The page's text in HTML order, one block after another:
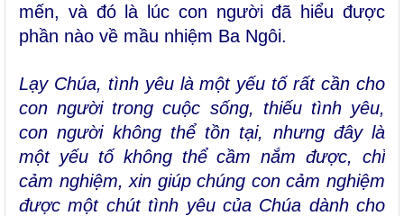
mến, và đó là lúc con người đã hiểu được
phần nào về mầu nhiệm Ba Ngôi.
Lạy Chúa, tình yêu là một yếu tố rất cần cho
con người trong cuộc sống, thiếu tình yêu,
con người không thể tồn tại, nhưng đây là
một yếu tố không thể cầm nắm được, chỉ
cảm nghiệm, xin giúp chúng con cảm nghiệm
được một chút tình yêu của Chúa dành cho